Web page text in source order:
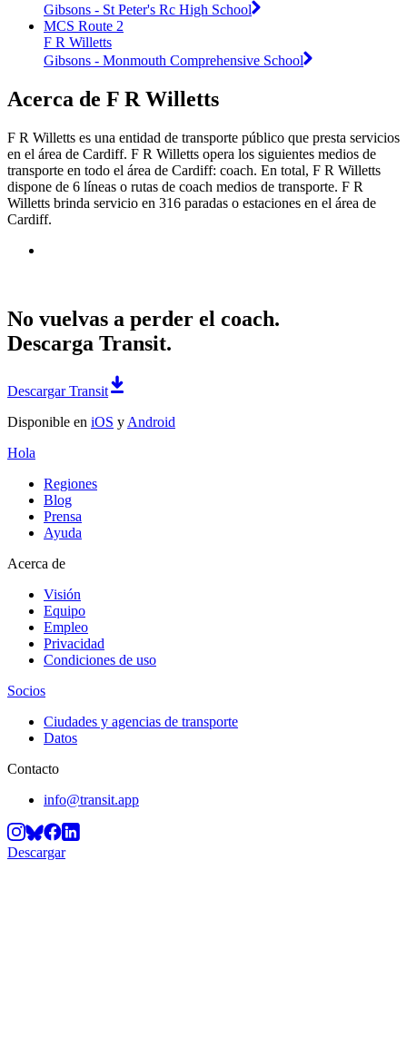
Gibsons - St Peter's Rc High School
MCS Route 2
F R Willetts
Gibsons - Monmouth Comprehensive School
Acerca de F R Willetts
F R Willetts es una entidad de transporte público que presta servicios
en el área de Cardiff. F R Willetts opera los siguientes medios de
transporte en todo el área de Cardiff: coach. En total, F R Willetts
dispone de 6 líneas o rutas de coach medios de transporte. F R
Willetts brinda servicio en 316 paradas o estaciones en el área de
Cardiff.
No vuelvas a perder el coach.
Descarga Transit.
Descargar Transit
Disponible en iOS y Android
Hola
Regiones
Blog
Prensa
Ayuda
Acerca de
Visión
Equipo
Empleo
Privacidad
Condiciones de uso
Socios
Ciudades y agencias de transporte
Datos
Contacto
info@transit.app
Descargar